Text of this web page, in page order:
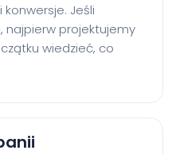
Jeśli
najpierw projektujemy
wiedzieć, co